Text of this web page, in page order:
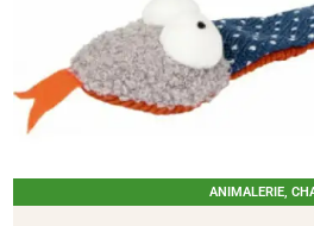
ANIMALERIE,